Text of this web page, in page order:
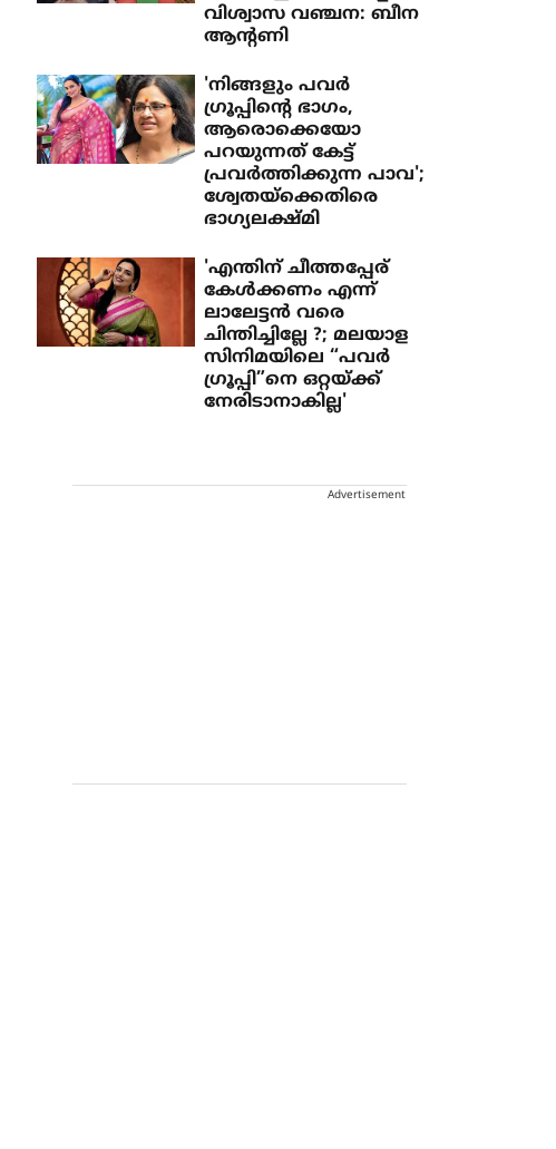
വിശ്വാസ വഞ്ചന: ബീന
ആന്റണി
'നിങ്ങളും പവര്‍
ഗ്രൂപ്പിന്റെ ഭാഗം,
ആരൊക്കെയോ
പറയുന്നത് കേട്ട്
പ്രവര്‍ത്തിക്കുന്ന പാവ';
ശ്വേതയ്‌ക്കെതിരെ
ഭാഗ്യലക്ഷ്മി
'എന്തിന് ചീത്തപ്പേര്
കേൾക്കണം എന്ന്
ലാലേട്ടൻ വരെ
ചിന്തിച്ചില്ലേ ?; മലയാള
സിനിമയിലെ “പവർ ​
ഗ്രൂപ്പി”നെ ഒറ്റയ്ക്ക്
നേരിടാനാകില്ല'
Advertisement